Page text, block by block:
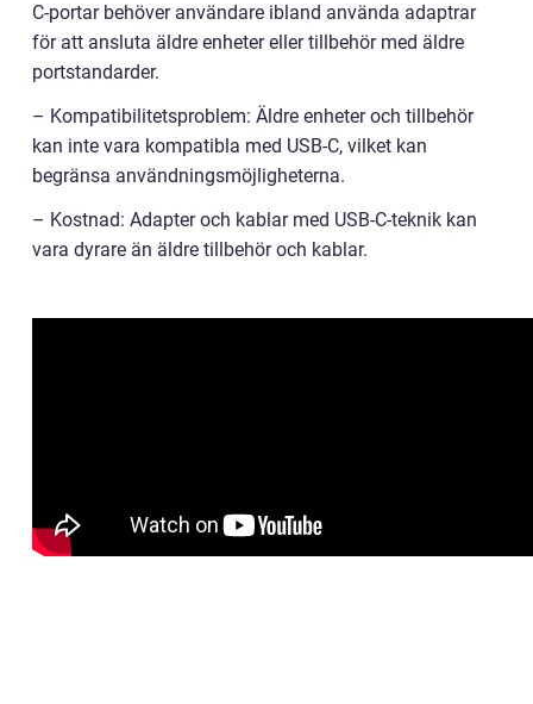
C-portar behöver användare ibland använda adaptrar
för att ansluta äldre enheter eller tillbehör med äldre
portstandarder.
– Kompatibilitetsproblem: Äldre enheter och tillbehör
kan inte vara kompatibla med USB-C, vilket kan
begränsa användningsmöjligheterna.
– Kostnad: Adapter och kablar med USB-C-teknik kan
vara dyrare än äldre tillbehör och kablar.